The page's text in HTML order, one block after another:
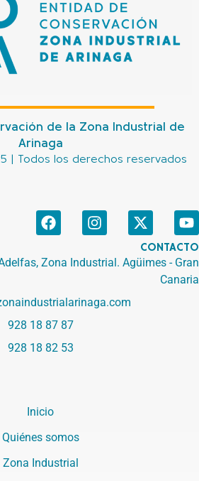
de la Zona Industrial de
Arinaga
| Todos los derechos reservados
F
a
e
o
k
I
n
t
r
X
-
t
w
Y
o
u
t
u
CONTACTO
Zona Industrial. Agüimes - Gran
Canaria
928 18 87 87
928 18 82 53
Inicio
Quiénes somos
Zona Industrial